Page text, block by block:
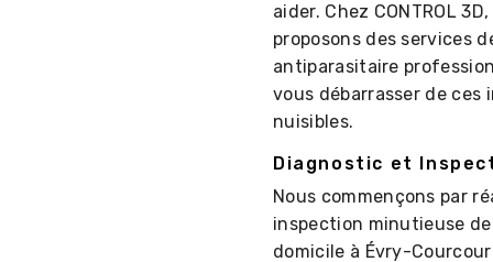
aider. Chez CONTROL
proposons des services
antiparasitaire
vous débarrasser de ces
nuisibles.
Diagnostic et
Nous commençons par
inspection minutieuse
domicile à Évry-